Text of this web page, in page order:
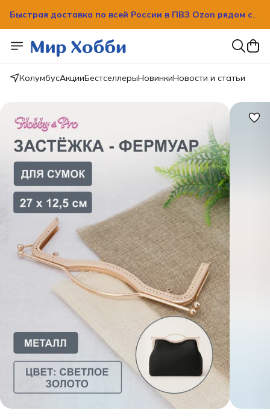
Быстрая доставка по всей России в ПВЗ Ozon рядом с
КолумбусАкцииБестселлерыНовинкиНовости и статьи